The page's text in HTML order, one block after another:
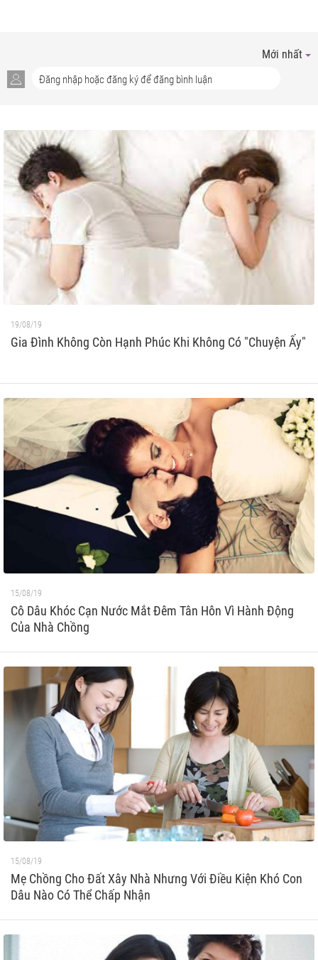
Mới nhất
19/08/19
Gia Đình Không Còn Hạnh Phúc Khi Không Có "Chuyện Ấy"
15/08/19
Cô Dâu Khóc Cạn Nước Mắt Đêm Tân Hôn Vì Hành Động
Của Nhà Chồng
15/08/19
Mẹ Chồng Cho Đất Xây Nhà Nhưng Với Điều Kiện Khó Con
Dâu Nào Có Thể Chấp Nhận